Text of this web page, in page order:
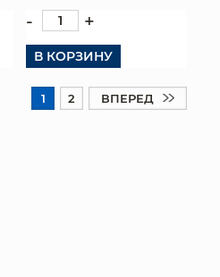
- +
В КОРЗИНУ
1 2 ВПЕРЕД